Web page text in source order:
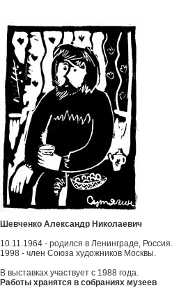
Шевченко Александр Николаевич
10.11.1964 - родился в Ленинграде, Россия.
1998 - член Союза художников Москвы.
В выставках участвует с 1988 года.
Работы хранятся в собраниях музеев